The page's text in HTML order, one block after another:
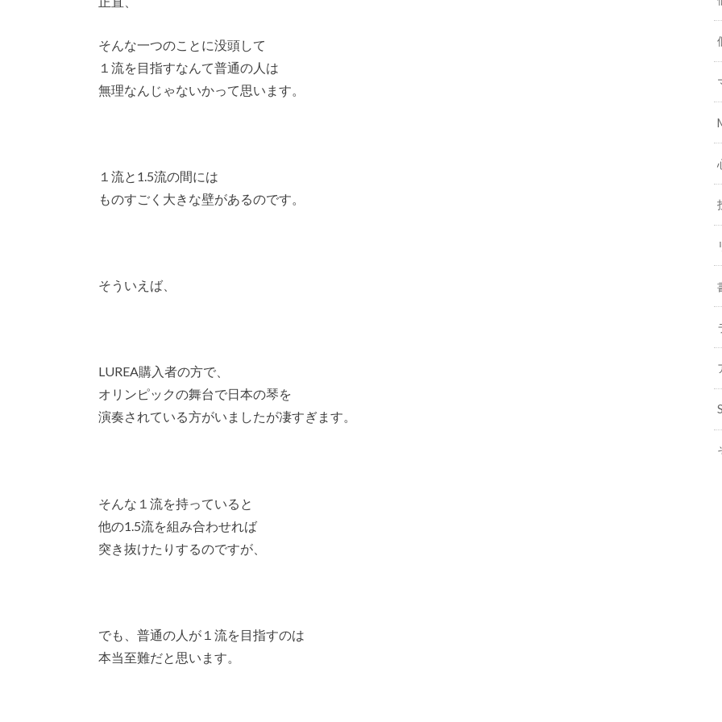
そんな一つのことに没頭して
１流を目指すなんて普通の人は
無理なんじゃないかって思います。
１流と1.5流の間には
ものすごく大きな壁があるのです。
そういえば、
LUREA購入者の方で、
オリンピックの舞台で日本の琴を
演奏されている方がいましたが凄すぎます。
そんな１流を持っていると
他の1.5流を組み合わせれば
突き抜けたりするのですが、
でも、普通の人が１流を目指すのは
本当至難だと思います。